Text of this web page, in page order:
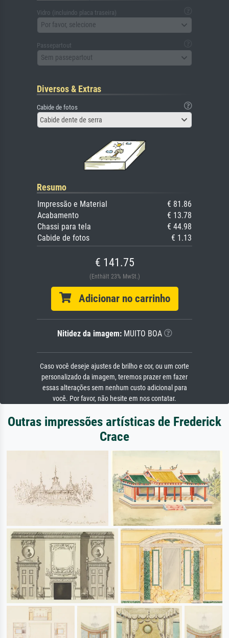
Vidro (incluindo placa traseira)
Por favor, selecione
Passepartout
Sem passepartout
Diversos & Extras
Cabide de fotos
Cabide dente de serra
Resumo
Impressão e Material
€ 81.86
Acabamento
€ 13.78
Chassi para tela
€ 44.98
Cabide de fotos
€ 1.13
€ 141.75
(Enthält 23% MwSt.)
Adicionar no carrinho
Nitidez da imagem:MUITO BOA
Caso você deseje ajustes de brilho e cor, ou um corte
personalizado da imagem, teremos prazer em fazer
essas alterações sem nenhum custo adicional para
você. Por favor, não hesite em nos contatar.
Outras impressões artísticas de Frederick
Crace